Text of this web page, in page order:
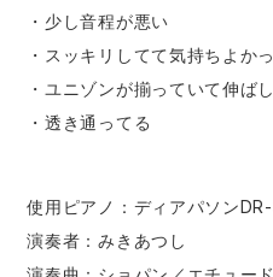
・少し音程が悪い
・スッキリしてて気持ちよか
・ユニゾンが揃っていて伸ば
・透き通ってる
使用ピアノ：ディアパソン
演奏者：みきあつし